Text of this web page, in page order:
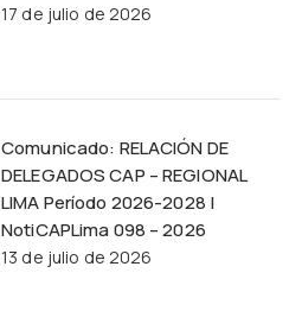
17 de julio de 2026
Comunicado: RELACIÓN DE
DELEGADOS CAP – REGIONAL
LIMA Período 2026-2028 |
NotiCAPLima 098 – 2026
13 de julio de 2026